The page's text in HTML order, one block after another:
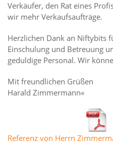
Verkäufer, den Rat eines
wir mehr Verkaufsaufträge.
Herzlichen Dank an Niftybits
Einschulung und Betreuung
geduldige Personal. Wir
Mit freundlichen Grüßen
Harald Zimmermann«
Referenz von Herrn